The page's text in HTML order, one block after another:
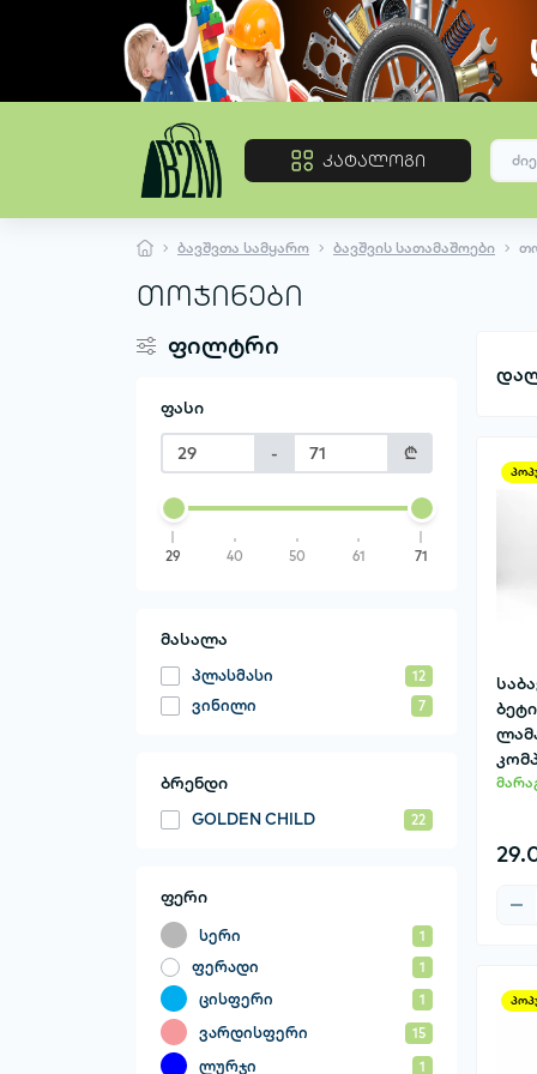
კატალოგი
ბავშვთა სამყარო ბავშვის სათამაშოები
თოჯინები
ფილტრი
ფასი
- ₾
29 40 50 61 71
მასალა
პლასმასი 12
ვინილი 7
ბრენდი
GOLDEN CHILD 22
ფერი
სერი 1
ფერადი 1
ცისფერი 1
ვარდისფერი 15
ლურჯი 1